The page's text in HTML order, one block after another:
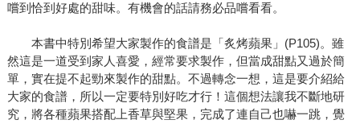
嚐到恰到好處的甜味。有機會的話請務必品嚐看看。
本書中特別希望大家製作的食譜是「炙烤蘋果」(P105)。雖
然這是一道受到家人喜愛，經常要求製作，但當成甜點又過於簡
單，實在提不起勁來製作的甜點。不過轉念一想，這是要介紹給
大家的食譜，所以一定要特別好吃才行！這個想法讓我不斷地研
究，將各種蘋果搭配上香草與堅果，完成了連自己也嚇一跳，覺